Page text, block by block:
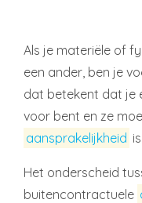
Als je materiële of
een ander, ben je
dat betekent dat je
voor bent en ze
aansprakelijkheid
Het onderscheid
buitencontractuele